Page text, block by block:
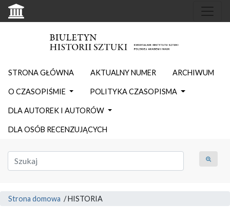
STRONA GŁÓWNA AKTUALNY NUMER ARCHIWUM
O CZASOPIŚMIE POLITYKA CZASOPISMA
DLA AUTOREK I AUTORÓW
DLA OSÓB RECENZUJĄCYCH
Strona domowa /HISTORIA